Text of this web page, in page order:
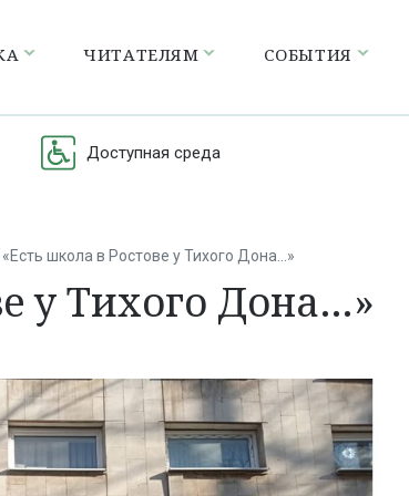
ЧИТАТЕЛЯМ СОБЫТИЯ
Доступная среда
«Есть школа в Ростове у Тихого Дона…»
у Тихого Дона…»